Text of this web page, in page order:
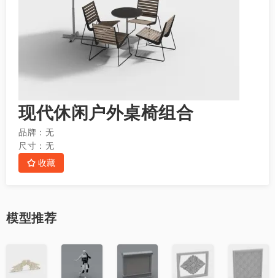
现代休闲户外桌椅组合
品牌： 无
尺寸： 无
收藏
模型推荐
藏
收
藏
收
收
藏
收